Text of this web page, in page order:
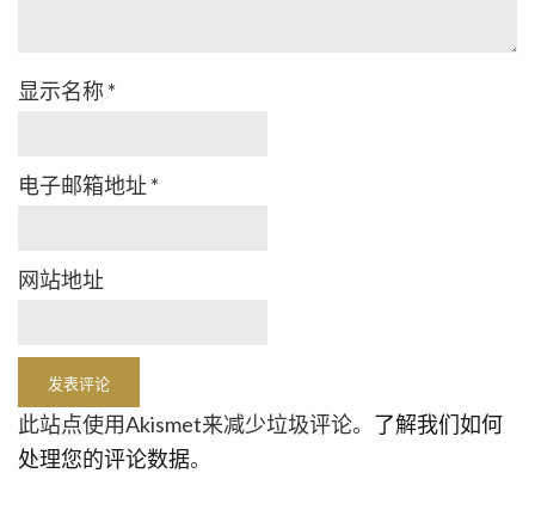
显示名称 *
电子邮箱地址 *
网站地址
此站点使用Akismet来减少垃圾评论。 了解我们如何
处理您的评论数据。